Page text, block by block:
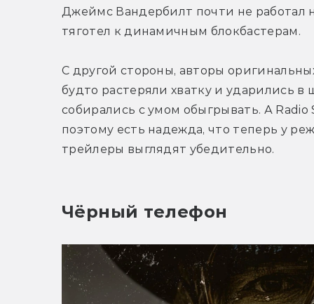
Джеймс Вандербилт почти не работал
тяготел к динамичным блокбастерам.
С другой стороны, авторы
будто растеряли хватку и ударились
собирались с умом обыгрывать. А Radio
поэтому есть надежда, что теперь у
трейлеры выглядят убедительно.
Чёрный телефон